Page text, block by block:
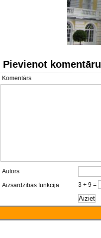
Pievienot komentāru
Komentārs
Autors
Aizsardzības funkcija
3 + 9 =